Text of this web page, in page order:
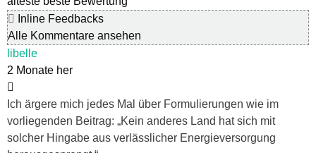
Inline Feedbacks
Alle Kommentare ansehen
libelle
2 Monate her
Ich ärgere mich jedes Mal über Formulierungen wie im
vorliegenden Beitrag: „Kein anderes Land hat sich mit
solcher Hingabe aus verlässlicher Energieversorgung